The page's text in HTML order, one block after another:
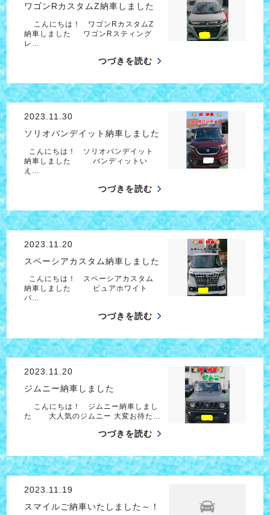
ワゴンRカスタムZ納車しました
こんにちは！ ワゴンRカスタムZ
納車しました ワゴンRスティング
レ…
つづきを読む
2023.11.30
ソリオバンデイット納車しました
こんにちは！ ソリオバンデイット
納車しました バンディットい
え…
つづきを読む
2023.11.20
スペーシアカスタム納車しました
こんにちは！ スペーシアカスタム
納車しました ピュアホワイト
パ…
つづきを読む
2023.11.20
ジムニー納車しました
こんにちは！ ジムニー納車しまし
た 大人気のジムニー 大変お待た…
つづきを読む
2023.11.19
スマイルご納車いたしました～！